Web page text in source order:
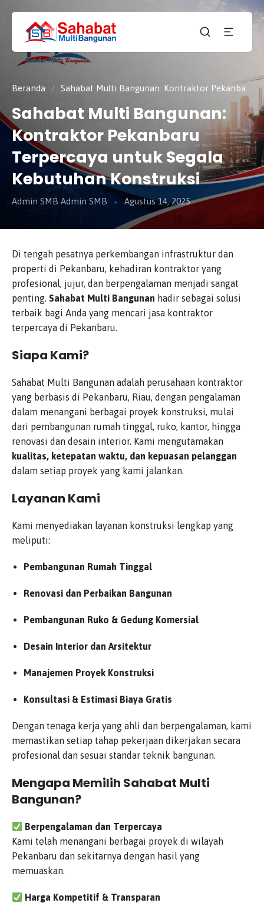
CV.
SAHABAT
MULTI
BANGUNAN
Sahabat
Pembangunan Anda
Beranda / Sahabat Multi Bangunan: Kontraktor Pekanbaru Terpercaya untuk Segala Kebutuhan Konstruksi
Sahabat Multi Bangunan:
Kontraktor Pekanbaru
Terpercaya untuk Segala
Kebutuhan Konstruksi
Admin SMB Admin SMB Agustus 14, 2025
Di tengah pesatnya perkembangan infrastruktur dan
properti di Pekanbaru, kehadiran kontraktor yang
profesional, jujur, dan berpengalaman menjadi sangat
penting. Sahabat Multi Bangunan hadir sebagai solusi
terbaik bagi Anda yang mencari jasa kontraktor
terpercaya di Pekanbaru.
Siapa Kami?
Sahabat Multi Bangunan adalah perusahaan kontraktor
yang berbasis di Pekanbaru, Riau, dengan pengalaman
dalam menangani berbagai proyek konstruksi, mulai
dari pembangunan rumah tinggal, ruko, kantor, hingga
renovasi dan desain interior. Kami mengutamakan
kualitas, ketepatan waktu, dan kepuasan pelanggan
dalam setiap proyek yang kami jalankan.
Layanan Kami
Kami menyediakan layanan konstruksi lengkap yang
meliputi:
Pembangunan Rumah Tinggal
Renovasi dan Perbaikan Bangunan
Pembangunan Ruko & Gedung Komersial
Desain Interior dan Arsitektur
Manajemen Proyek Konstruksi
Konsultasi & Estimasi Biaya Gratis
Dengan tenaga kerja yang ahli dan berpengalaman, kami
memastikan setiap tahap pekerjaan dikerjakan secara
profesional dan sesuai standar teknik bangunan.
Mengapa Memilih Sahabat Multi
Bangunan?
Berpengalaman dan Terpercaya
Kami telah menangani berbagai proyek di wilayah
Pekanbaru dan sekitarnya dengan hasil yang
memuaskan.
Harga Kompetitif & Transparan